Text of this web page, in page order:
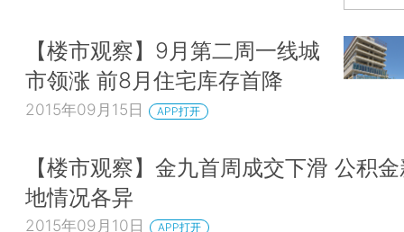
【楼市观察】9月第二周一线城
市领涨 前8月住宅库存首降
2015年09月15日 APP打开
【楼市观察】金九首周成交下滑 公积
地情况各异
2015年09月10日 APP打开